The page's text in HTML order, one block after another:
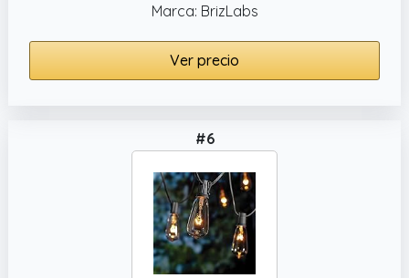
Marca: BrizLabs
Ver precio
#6